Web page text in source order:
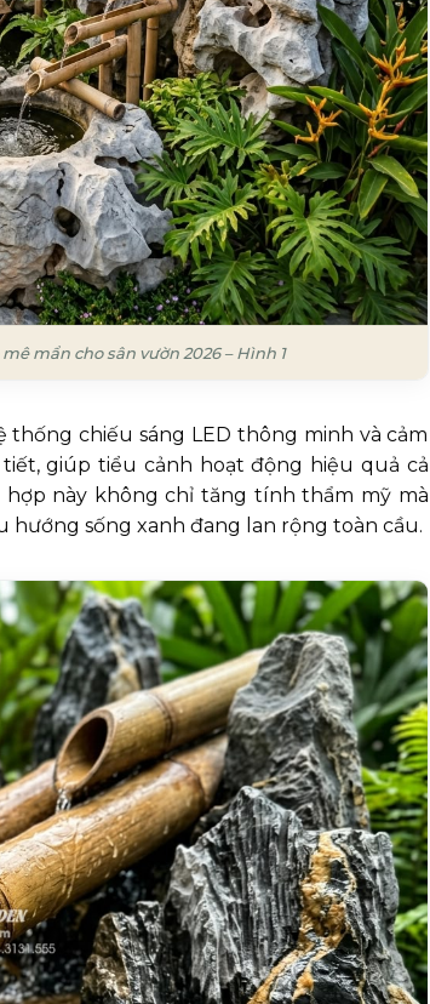
mẩn cho sân vườn 2026 – Hình 1
thống chiếu sáng LED thông minh và cảm
giúp tiểu cảnh hoạt động hiệu quả cả
này không chỉ tăng tính thẩm mỹ mà
sống xanh đang lan rộng toàn cầu.